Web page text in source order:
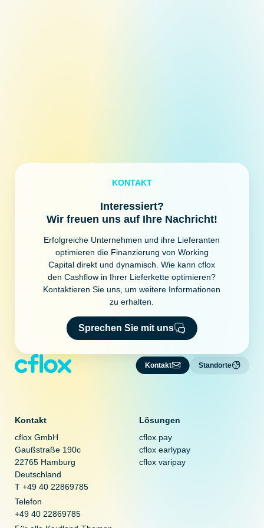
KONTAKT
Interessiert?
Wir freuen uns auf Ihre Nachricht!
Erfolgreiche Unternehmen und ihre Lieferanten
optimieren die Finanzierung von Working
Capital direkt und dynamisch. Wie kann cflox
den Cashflow in Ihrer Lieferkette optimieren?
Kontaktieren Sie uns, um weitere Informationen
zu erhalten.
Sprechen Sie mit uns
Kontakt Standorte
Kontakt
cflox GmbH
Gaußstraße 190c
22765 Hamburg
Deutschland
T +49 40 22869785
Telefon
+49 40 22869785
Lösungen
cflox pay
cflox earlypay
cflox varipay